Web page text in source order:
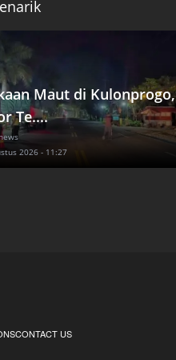
Maut di Kulonprogo,
Te....
2026 - 11:27
CONTACT US